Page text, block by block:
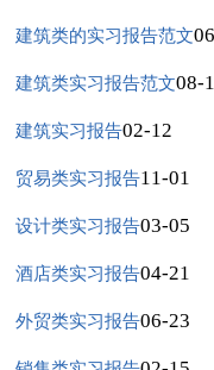
建筑类的实习报告范文
建筑类实习报告范文08-
建筑实习报告02-12
贸易类实习报告11-01
设计类实习报告03-05
酒店类实习报告04-21
外贸类实习报告06-23